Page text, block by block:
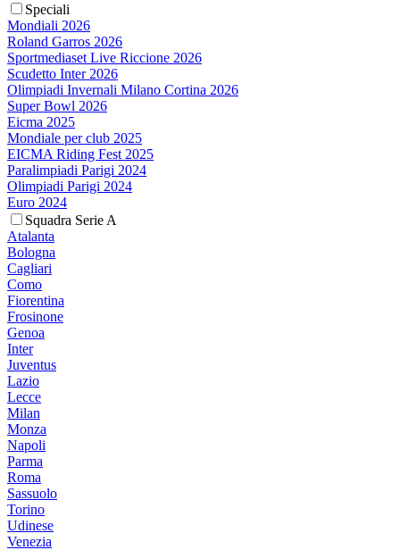
Speciali
Mondiali 2026
Roland Garros 2026
Sportmediaset Live Riccione 2026
Scudetto Inter 2026
Olimpiadi Invernali Milano Cortina 2026
Super Bowl 2026
Eicma 2025
Mondiale per club 2025
EICMA Riding Fest 2025
Paralimpiadi Parigi 2024
Olimpiadi Parigi 2024
Euro 2024
Squadra Serie A
Atalanta
Bologna
Cagliari
Como
Fiorentina
Frosinone
Genoa
Inter
Juventus
Lazio
Lecce
Milan
Monza
Napoli
Parma
Roma
Sassuolo
Torino
Udinese
Venezia